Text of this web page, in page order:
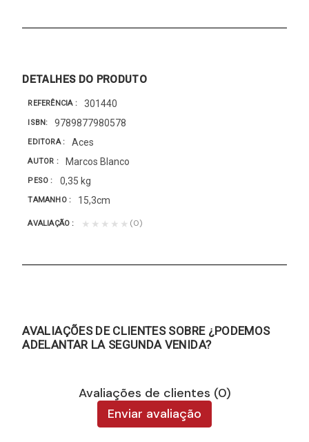
DETALHES DO PRODUTO
REFERÊNCIA 301440
ISBN 9789877980578
EDITORA Aces
AUTOR Marcos Blanco
PESO 0,35 kg
TAMANHO 15,3cm
AVALIAÇÃO ★★★★★ (0)
AVALIAÇÕES DE CLIENTES SOBRE ¿PODEMOS
ADELANTAR LA SEGUNDA VENIDA?
Avaliações de clientes (0)
Enviar avaliação